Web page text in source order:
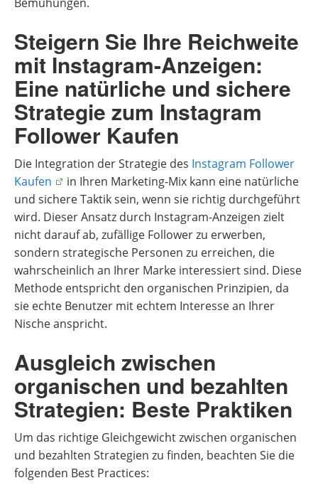
Steigern Sie Ihre Reichweite
mit Instagram-Anzeigen:
Eine natürliche und sichere
Strategie zum Instagram
Follower Kaufen
Die Integration der Strategie des Instagram Follower
Kaufen
in Ihren Marketing-Mix kann eine natürliche
und sichere Taktik sein, wenn sie richtig durchgeführt
wird. Dieser Ansatz durch Instagram-Anzeigen zielt
nicht darauf ab, zufällige Follower zu erwerben,
sondern strategische Personen zu erreichen, die
wahrscheinlich an Ihrer Marke interessiert sind. Diese
Methode entspricht den organischen Prinzipien, da
sie echte Benutzer mit echtem Interesse an Ihrer
Nische anspricht.
Ausgleich zwischen
organischen und bezahlten
Strategien: Beste Praktiken
Um das richtige Gleichgewicht zwischen organischen
und bezahlten Strategien zu finden, beachten Sie die
folgenden Best Practices: